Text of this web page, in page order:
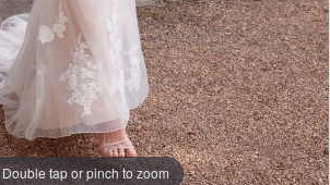
Double tap or pinch to zoom
Double tap or pinch to zoom
Double tap or pinch to zoom